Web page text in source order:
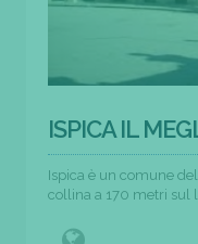
ISPICA IL
Ispica è un comune
collina a 170 metri sul